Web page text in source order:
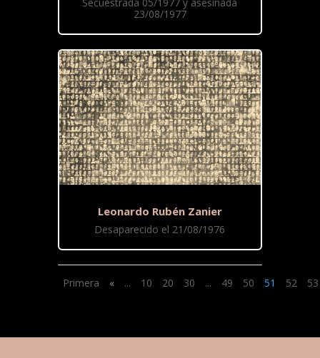
23/08/1977
Leonardo Rubén Zanier
Desaparecido el 21/08/1976
Primera « ... 10 20 30 ... 49 50 51 52 53